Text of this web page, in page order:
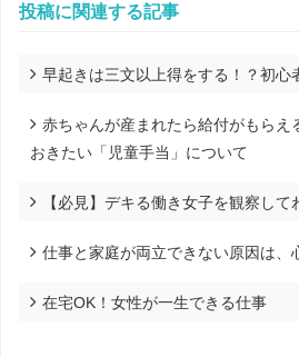
投稿に関連する記事
早起きは三文以上得をする！？初心
赤ちゃんが産まれたら給付がもらえ
おきたい「児童手当」について
【必見】デキる働き女子を観察し
仕事と家庭が両立できない原因は、
在宅OK！女性が一生できる仕事